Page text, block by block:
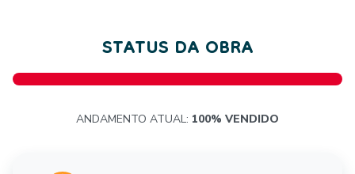
STATUS DA OBRA
ANDAMENTO ATUAL: 100% VENDIDO